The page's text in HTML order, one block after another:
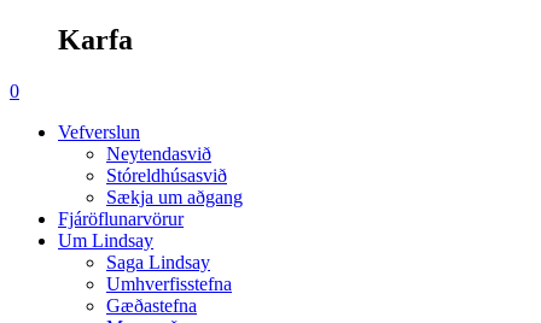
Karfa
Menu
search
account
0
Vefverslun
Neytendasvið
Stóreldhúsasvið
Sækja um aðgang
Fjáröflunarvörur
Um Lindsay
Saga Lindsay
Umhverfisstefna
Gæðastefna